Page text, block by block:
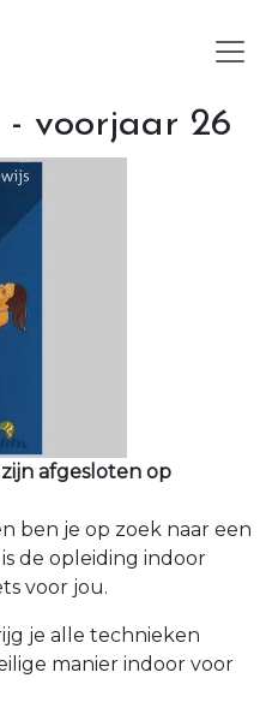
- voorjaar 26
afgesloten op
ben je op zoek naar een
de opleiding indoor
voor jou.
je alle technieken
manier indoor voor